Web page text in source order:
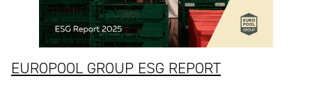
EUROPOOL GROUP ESG REPORT